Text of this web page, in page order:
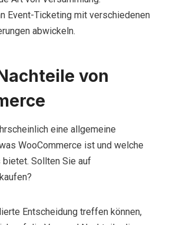
Event-Ticketing mit verschiedenen
abwickeln.
von
eine allgemeine
WooCommerce ist und welche
Sollten Sie auf
Entscheidung treffen können,